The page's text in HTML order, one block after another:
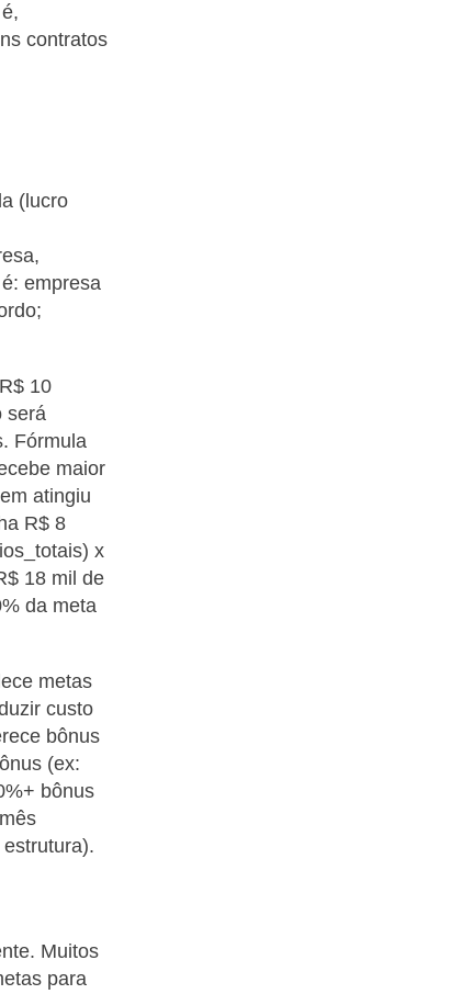
contratos
(lucro
empresa
10
será
Fórmula
maior
atingiu
R$ 8
x
18 mil de
da meta
metas
custo
bônus
(ex:
bônus
Muitos
para